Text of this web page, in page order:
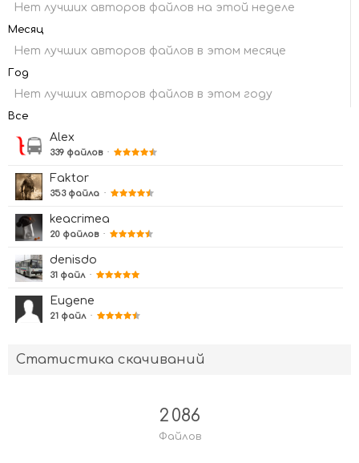
Нет лучших авторов файлов на этой неделе
Месяц
Нет лучших авторов файлов в этом месяце
Год
Нет лучших авторов файлов в этом году
Все
Alex
339 файлов·
Faktor
353 файла ·
keacrimea
20 файлов·
denisdo
31 файл·
Eugene
21 файл·
Статистика скачиваний
2 086
Файлов